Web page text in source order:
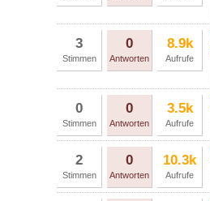
3
Stimmen
0
Antworten
8.9k
Aufrufe
0
Stimmen
0
Antworten
3.5k
Aufrufe
2
Stimmen
0
Antworten
10.3k
Aufrufe